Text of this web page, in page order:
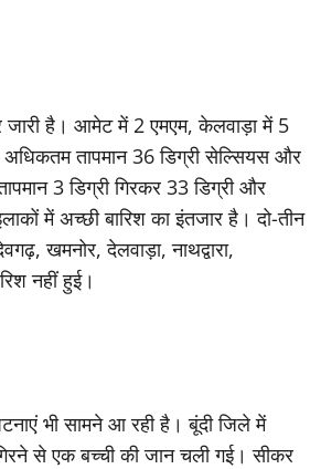
है। आमेट में 2 एमएम, केलवाड़ा में 5
अधिकतम तापमान 36 डिग्री सेल्सियस और
3 डिग्री गिरकर 33 डिग्री और
में अच्छी बारिश का इंतजार है। दो-तीन
खमनोर, देलवाड़ा, नाथद्वारा,
नहीं हुई।
भी सामने आ रही है। बूंदी जिले में
से एक बच्ची की जान चली गई। सीकर